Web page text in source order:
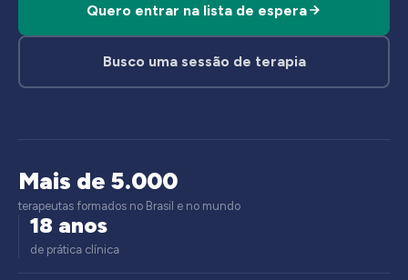
Quero entrar na lista de espera
Busco uma sessão de terapia
Mais de 5.000
terapeutas formados no Brasil e no mundo
18 anos
de prática clínica